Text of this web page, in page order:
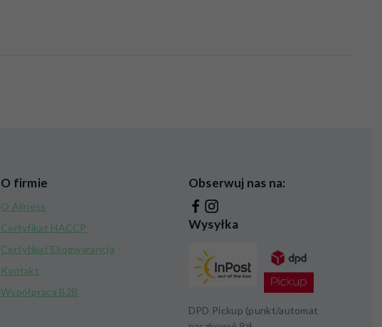
O firmie
O Aliness
Certyfikat HACCP
Certyfikat Ekogwarancja
Kontakt
Współpraca B2B
Obserwuj nas na:
Wysyłka
DPD Pickup (punkt/automat